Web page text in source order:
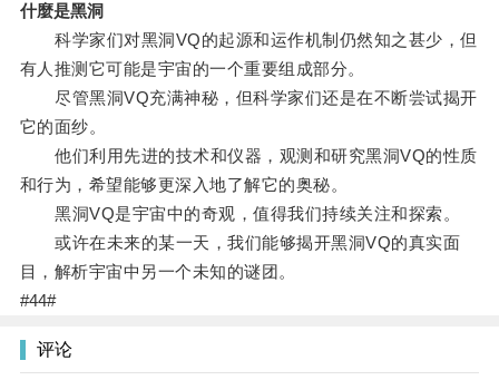
什麼是黑洞
科学家们对黑洞VQ的起源和运作机制仍然知之甚少，但
有人推测它可能是宇宙的一个重要组成部分。
尽管黑洞VQ充满神秘，但科学家们还是在不断尝试揭开
它的面纱。
他们利用先进的技术和仪器，观测和研究黑洞VQ的性质
和行为，希望能够更深入地了解它的奥秘。
黑洞VQ是宇宙中的奇观，值得我们持续关注和探索。
或许在未来的某一天，我们能够揭开黑洞VQ的真实面
目，解析宇宙中另一个未知的谜团。
#44#
评论